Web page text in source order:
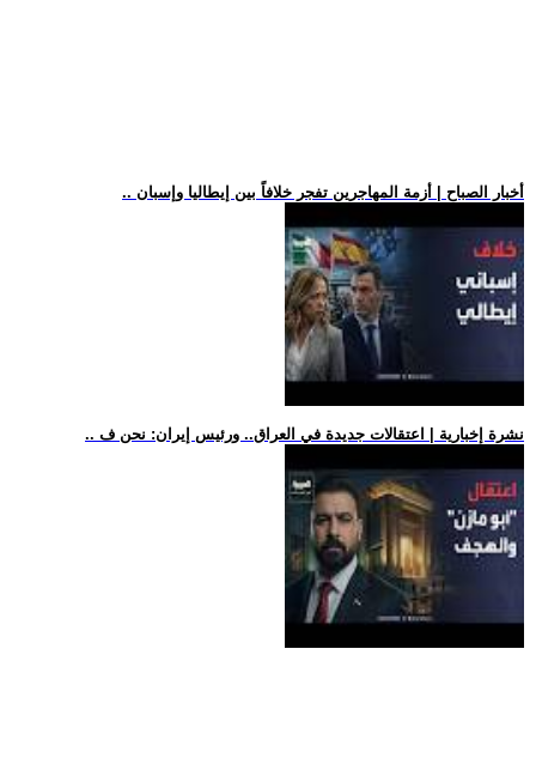
.. أخبار الصباح | أزمة المهاجرين تفجر خلافاً بين إيطاليا وإسبان
.. نشرة إخبارية | اعتقالات جديدة في العراق.. ورئيس إيران: نحن ف